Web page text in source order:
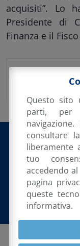
acquisiti”. Lo
Presidente di
Finanza e il
Pubblicato
Stampa
Questo sito
parti, per
consultare
liberamente
tuo
accedendo
pagina
queste
informativa.